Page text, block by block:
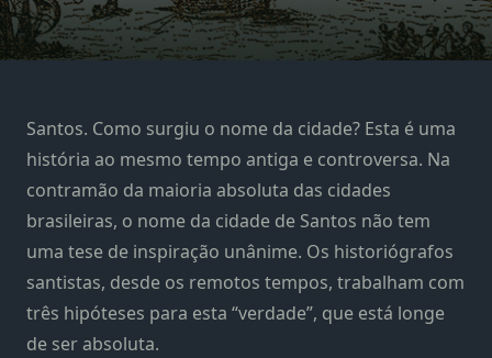
Santos. Como surgiu o nome da cidade? Esta é uma
história ao mesmo tempo antiga e controversa. Na
contramão da maioria absoluta das cidades
brasileiras, o nome da cidade de Santos não tem
uma tese de inspiração unânime. Os historiógrafos
santistas, desde os remotos tempos, trabalham com
três hipóteses para esta “verdade”, que está longe
de ser absoluta.